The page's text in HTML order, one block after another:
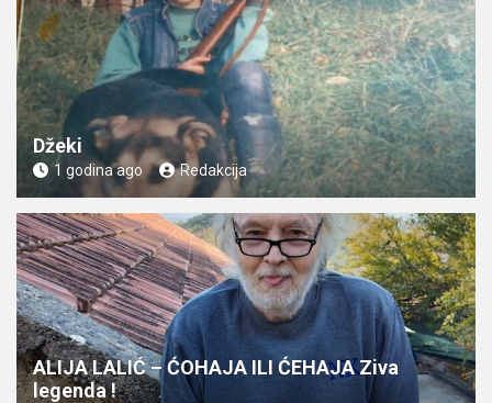
Džeki
1 godina ago Redakcija
ALIJA LALIĆ – ĆOHAJA ILI ĆEHAJA Ziva
legenda !